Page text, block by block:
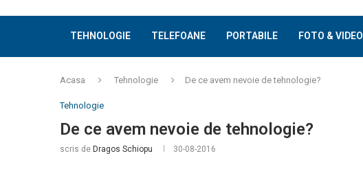
TEHNOLOGIE TELEFOANE PORTABILE FOTO & VIDEO
Acasa Tehnologie De ce avem nevoie de tehnologie?
Tehnologie
De ce avem nevoie de tehnologie?
scris de Dragos Schiopu 30-08-2016